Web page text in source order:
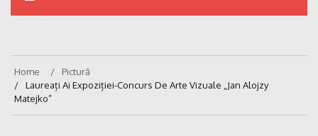
Home
Pictură
Laureați Ai Expoziției-Concurs De Arte Vizuale „Jan Alojzy
Matejko”